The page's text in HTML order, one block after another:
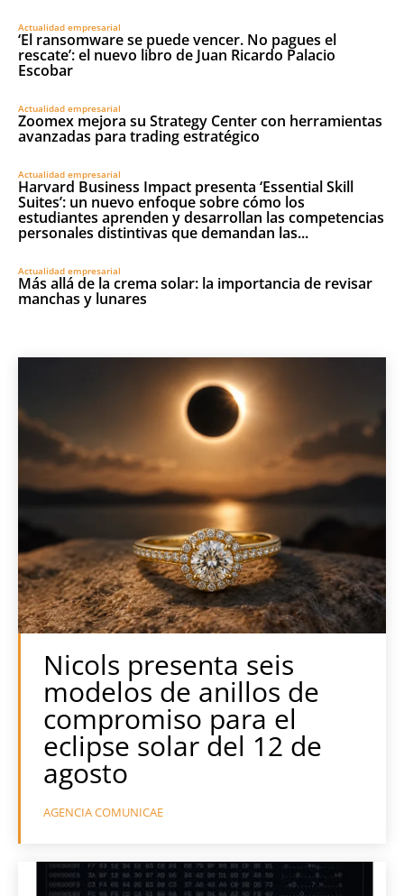
Actualidad empresarial
‘El ransomware se puede vencer. No pagues el
rescate’: el nuevo libro de Juan Ricardo Palacio
Escobar
Actualidad empresarial
Zoomex mejora su Strategy Center con herramientas
avanzadas para trading estratégico
Actualidad empresarial
Harvard Business Impact presenta ‘Essential Skill
Suites’: un nuevo enfoque sobre cómo los
estudiantes aprenden y desarrollan las competencias
personales distintivas que demandan las...
Actualidad empresarial
Más allá de la crema solar: la importancia de revisar
manchas y lunares
Nicols presenta seis
modelos de anillos de
compromiso para el
eclipse solar del 12 de
agosto
AGENCIA COMUNICAE